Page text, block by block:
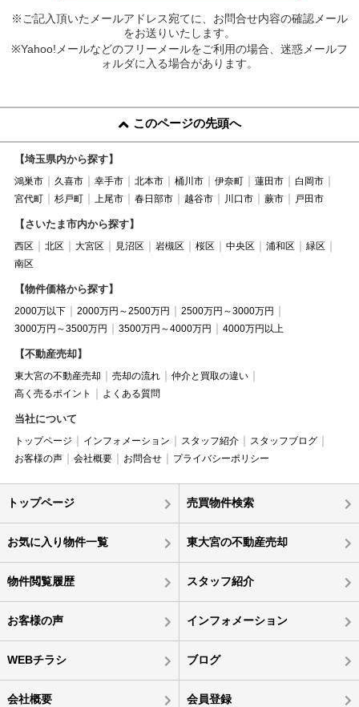
※ご記入頂いたメールアドレス宛てに、お問合せ内容の確認メール
をお送りいたします。
※Yahoo!メールなどのフリーメールをご利用の場合、迷惑メールフ
ォルダに入る場合があります。
このページの先頭へ
【埼玉県内から探す】
鴻巣市 久喜市 幸手市 北本市 桶川市 伊奈町 蓮田市
白岡市
宮代町
杉戸町 上尾市 春日部市 越谷市 川口市 蕨市 戸田市
【さいたま市内から探す】
西区 北区 大宮区 見沼区 岩槻区 桜区 中央区 浦和区
緑区
南区
【物件価格から探す】
2000万以下 2000万円～2500万円
2500万円～3000万円
3000万円～3500万円
3500万円～4000万円 4000万円以上
【不動産売却】
東大宮の不動産売却 売却の流れ
仲介と買取の違い
高く売るポイント
よくある質問
当社について
トップページ インフォメーション スタッフ紹介
スタッフブログ
お客様の声
会社概要 お問合せ プライバシーポリシー
トップページ 売買物件検索
お気に入り物件一覧 東大宮の不動産売却
物件閲覧履歴 スタッフ紹介
お客様の声 インフォメーション
WEBチラシ ブログ
会社概要 会員登録